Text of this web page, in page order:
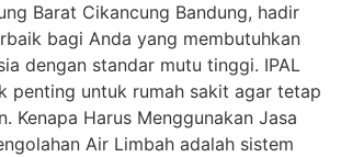
Barat Cikancung Bandung, hadir
bagi Anda yang membutuhkan
dengan standar mutu tinggi. IPAL
penting untuk rumah sakit agar tetap
Kenapa Harus Menggunakan Jasa
Air Limbah adalah sistem